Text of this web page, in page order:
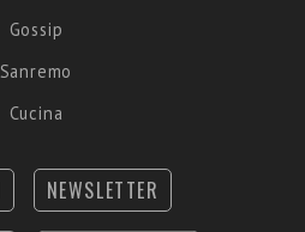
Gossip
Sanremo
Cucina
NEWSLETTER